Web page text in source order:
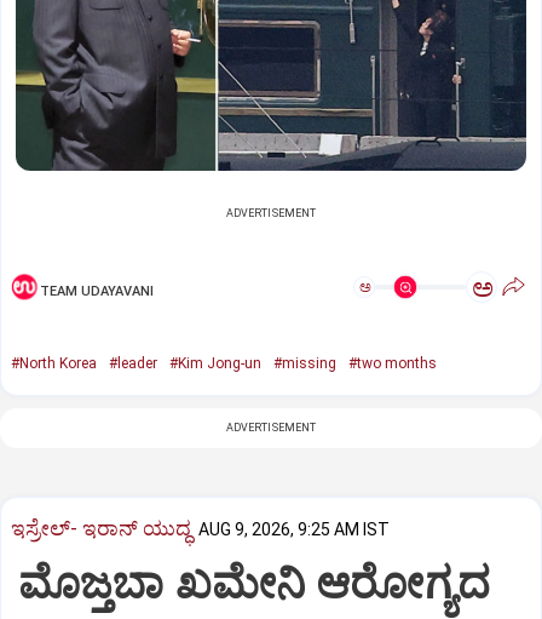
ADVERTISEMENT
TEAM UDAYAVANI ಅ ಅ
#North Korea #leader #Kim Jong-un #missing #two months
ADVERTISEMENT
ಇಸ್ರೇಲ್- ಇರಾನ್‌ ಯುದ್ಧ AUG 9, 2026, 9:25 AM IST
ಮೊಜ್ತಬಾ ಖಮೇನಿ ಆರೋಗ್ಯದ